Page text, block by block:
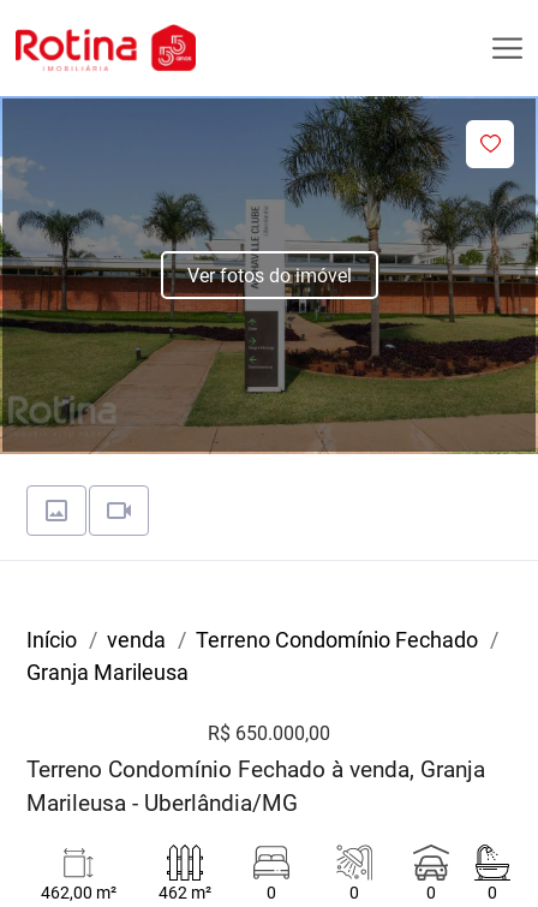
Ver fotos do imóvel
Início venda
Terreno Condomínio Fechado
Granja Marileusa
R$ 650.000,00
Terreno Condomínio Fechado à venda, Granja
Marileusa - Uberlândia/MG
462,00 m²
462 m²
0
0
0
0